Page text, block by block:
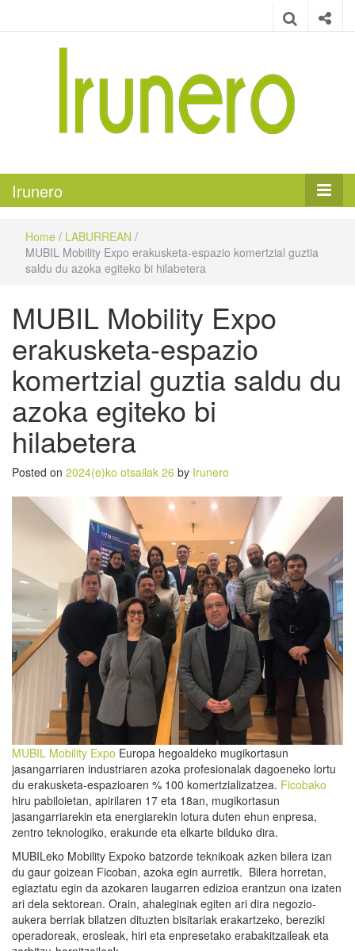
Irunero
Home / LABURREAN /
MUBIL Mobility Expo erakusketa-espazio komertzial guztia
saldu du azoka egiteko bi hilabetera
MUBIL Mobility Expo
erakusketa-espazio
komertzial guztia saldu du
azoka egiteko bi
hilabetera
Posted on 2024(e)ko otsailak 26 by Irunero
MUBIL Mobility Expo Europa hegoaldeko mugikortasun
jasangarriaren industriaren azoka profesionalak dagoeneko lortu
du erakusketa-espazioaren % 100 komertzializatzea. Ficobako
hiru pabiloietan, apirilaren 17 eta 18an, mugikortasun
jasangarriarekin eta energiarekin lotura duten ehun enpresa,
zentro teknologiko, erakunde eta elkarte bilduko dira.
MUBILeko Mobility Expoko batzorde teknikoak azken bilera izan
du gaur goizean Ficoban, azoka egin aurretik. Bilera horretan,
egiaztatu egin da azokaren laugarren edizioa erantzun ona izaten
ari dela sektorean. Orain, ahaleginak egiten ari dira negozio-
aukera berriak bilatzen dituzten bisitariak erakartzeko, bereziki
operadoreak, erosleak, hiri eta enpresetako erabakitzaileak eta